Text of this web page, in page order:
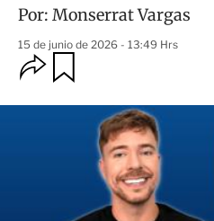
Por: Monserrat Vargas
15 de junio de 2026 - 13:49 Hrs
O
p
i
r